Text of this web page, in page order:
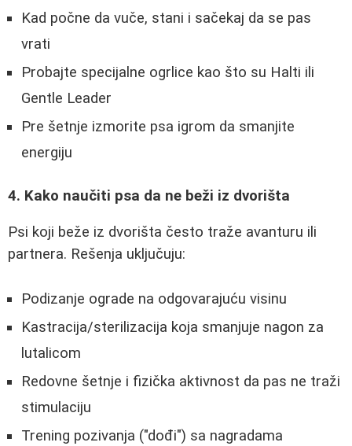
Kad počne da vuče, stani i sačekaj da se pas
vrati
Probajte specijalne ogrlice kao što su Halti ili
Gentle Leader
Pre šetnje izmorite psa igrom da smanjite
energiju
4. Kako naučiti psa da ne beži iz dvorišta
Psi koji beže iz dvorišta često traže avanturu ili
partnera. Rešenja uključuju:
Podizanje ograde na odgovarajuću visinu
Kastracija/sterilizacija koja smanjuje nagon za
lutalicom
Redovne šetnje i fizička aktivnost da pas ne traži
stimulaciju
Trening pozivanja ("dođi") sa nagradama